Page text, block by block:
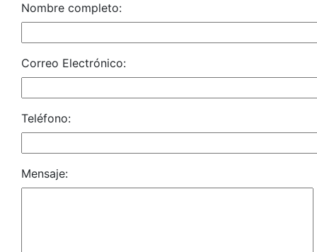
Nombre completo:
Correo Electrónico:
Teléfono:
Mensaje: